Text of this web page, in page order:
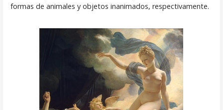
formas de animales y objetos inanimados, respectivamente.